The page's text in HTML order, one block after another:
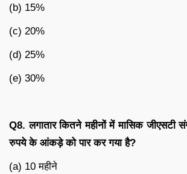
(b) 15%
(c) 20%
(d) 25%
(e) 30%
Q8. लगातार कितने महीनों में मासिक जीएसटी
रुपये के आंकड़े को पार कर गया है?
(a) 10 महीने